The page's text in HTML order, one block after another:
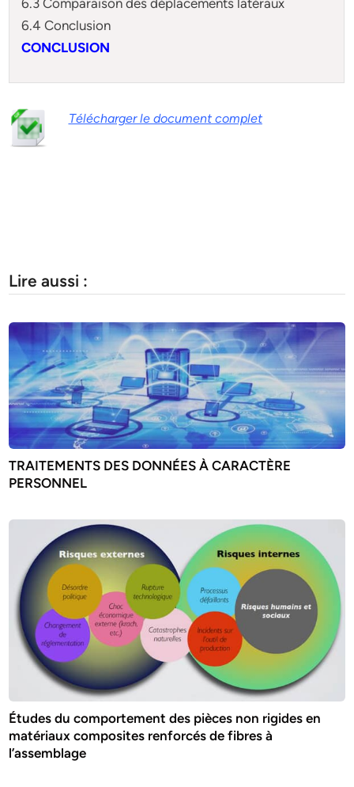
6.4 Conclusion
CONCLUSION
Télécharger le document complet
Lire aussi :
TRAITEMENTS DES DONNÉES À CARACTÈRE
PERSONNEL
Études du comportement des pièces non rigides en
matériaux composites renforcés de fibres à
l’assemblage